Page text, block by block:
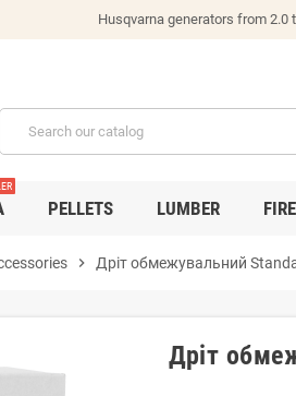
Husqvarna generators from 2.0
PELLETS LUMBER
chevron_right Дріт обмежувальний
Дріт